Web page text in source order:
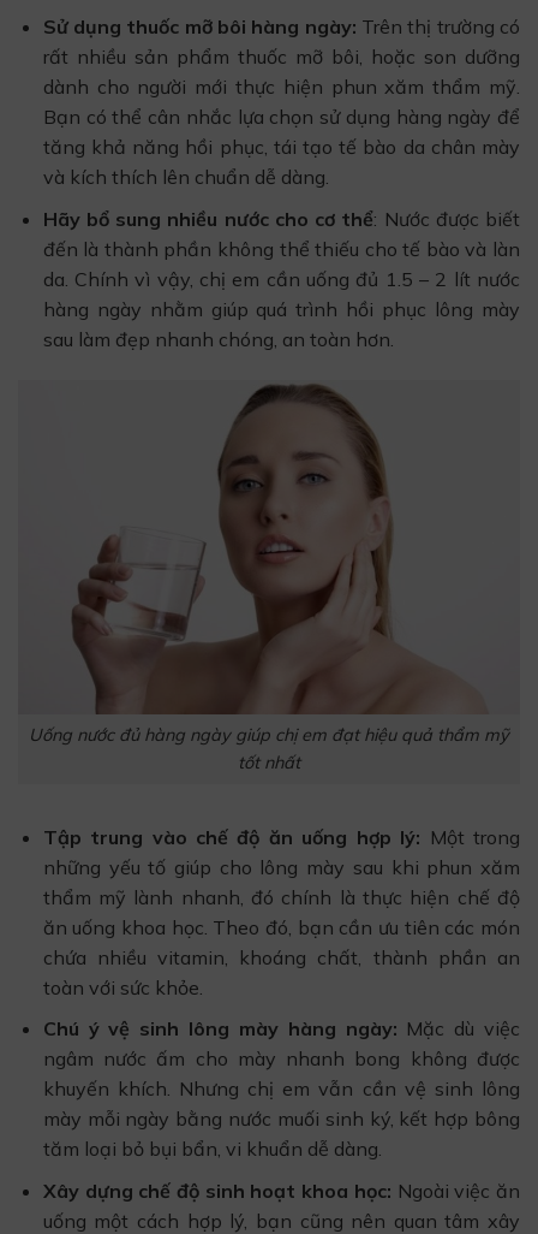
Sử dụng thuốc mỡ bôi hàng ngày: Trên thị trường có
rất nhiều sản phẩm thuốc mỡ bôi, hoặc son dưỡng
dành cho người mới thực hiện phun xăm thẩm mỹ.
Bạn có thể cân nhắc lựa chọn sử dụng hàng ngày để
tăng khả năng hồi phục, tái tạo tế bào da chân mày
và kích thích lên chuẩn dễ dàng.
Hãy bổ sung nhiều nước cho cơ thể: Nước được biết
đến là thành phần không thể thiếu cho tế bào và làn
da. Chính vì vậy, chị em cần uống đủ 1.5 – 2 lít nước
hàng ngày nhằm giúp quá trình hồi phục lông mày
sau làm đẹp nhanh chóng, an toàn hơn.
Uống nước đủ hàng ngày giúp chị em đạt hiệu quả thẩm mỹ
tốt nhất
Tập trung vào chế độ ăn uống hợp lý: Một trong
những yếu tố giúp cho lông mày sau khi phun xăm
thẩm mỹ lành nhanh, đó chính là thực hiện chế độ
ăn uống khoa học. Theo đó, bạn cần ưu tiên các món
chứa nhiều vitamin, khoáng chất, thành phần an
toàn với sức khỏe.
Chú ý vệ sinh lông mày hàng ngày: Mặc dù việc
ngâm nước ấm cho mày nhanh bong không được
khuyến khích. Nhưng chị em vẫn cần vệ sinh lông
mày mỗi ngày bằng nước muối sinh ký, kết hợp bông
tăm loại bỏ bụi bẩn, vi khuẩn dễ dàng.
Xây dựng chế độ sinh hoạt khoa học: Ngoài việc ăn
uống một cách hợp lý, bạn cũng nên quan tâm xây